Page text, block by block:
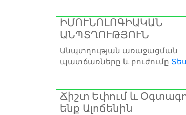
ԻՄՈՒՆՈԼՈԳԻԱԿԱՆ
ԱՆՊՏՂՈՒԹՅՈՒՆ
Անպտղության առաջացման
պատճառները և բուժումը
Ճիշտ Եփում և
ենք Ալոճենին